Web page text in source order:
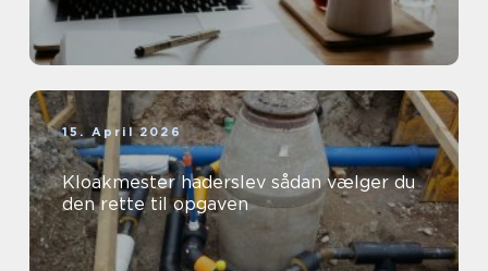
15. April 2026
Kloakmester haderslev sådan vælger du
den rette til opgaven